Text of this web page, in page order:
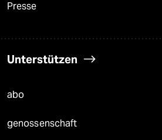
Presse
Unterstützen
abo
genossenschaft